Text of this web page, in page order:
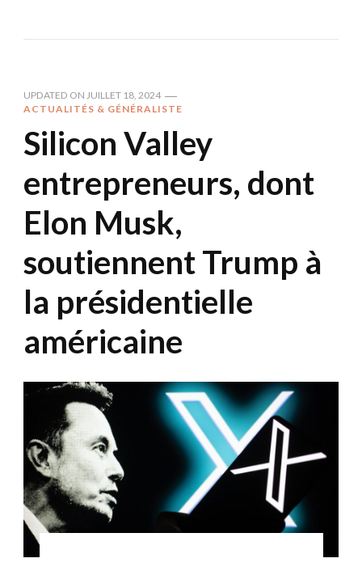
UPDATED ON JUILLET 18, 2024
ACTUALITÉS & GÉNÉRALISTE
Silicon Valley
entrepreneurs, dont
Elon Musk,
soutiennent Trump à
la présidentielle
américaine